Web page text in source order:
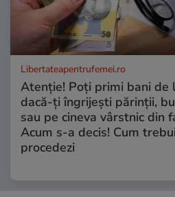
Libertateapentrufemei.ro
Atenție! Poți primi bani de
dacă-ți îngrijești părinții,
sau pe cineva vârstnic din
Acum s-a decis! Cum
procedezi